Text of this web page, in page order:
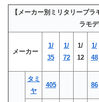
【メーカー別ミリタリープ
ラモ
メーカー
1/
35
1/
72
1/
12
1/
48
タミ
ヤ
405 86